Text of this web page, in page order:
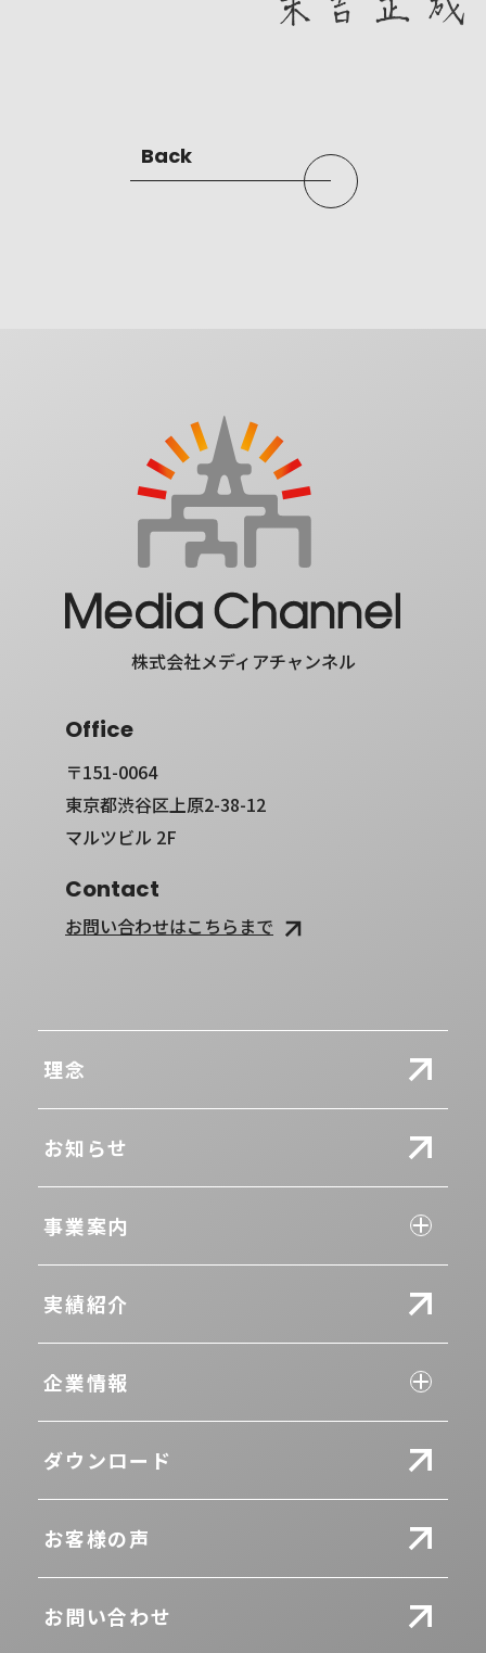
back
株式会社メディアチャンネル
Office
〒151-0064
東京都渋谷区上原2-38-12
マルツビル 2F
Contact
お問い合わせはこちらまで
理念
お知らせ
事業案内
実績紹介
企業情報
ダウンロード
お客様の声
お問い合わせ